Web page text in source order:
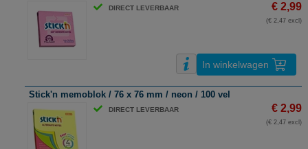
DIRECT LEVERBAAR € 2,99
(€ 2,47 excl)
In winkelwagen
Stick'n memoblok / 76 x 76 mm / neon / 100 vel
DIRECT LEVERBAAR € 2,99
(€ 2,47 excl)